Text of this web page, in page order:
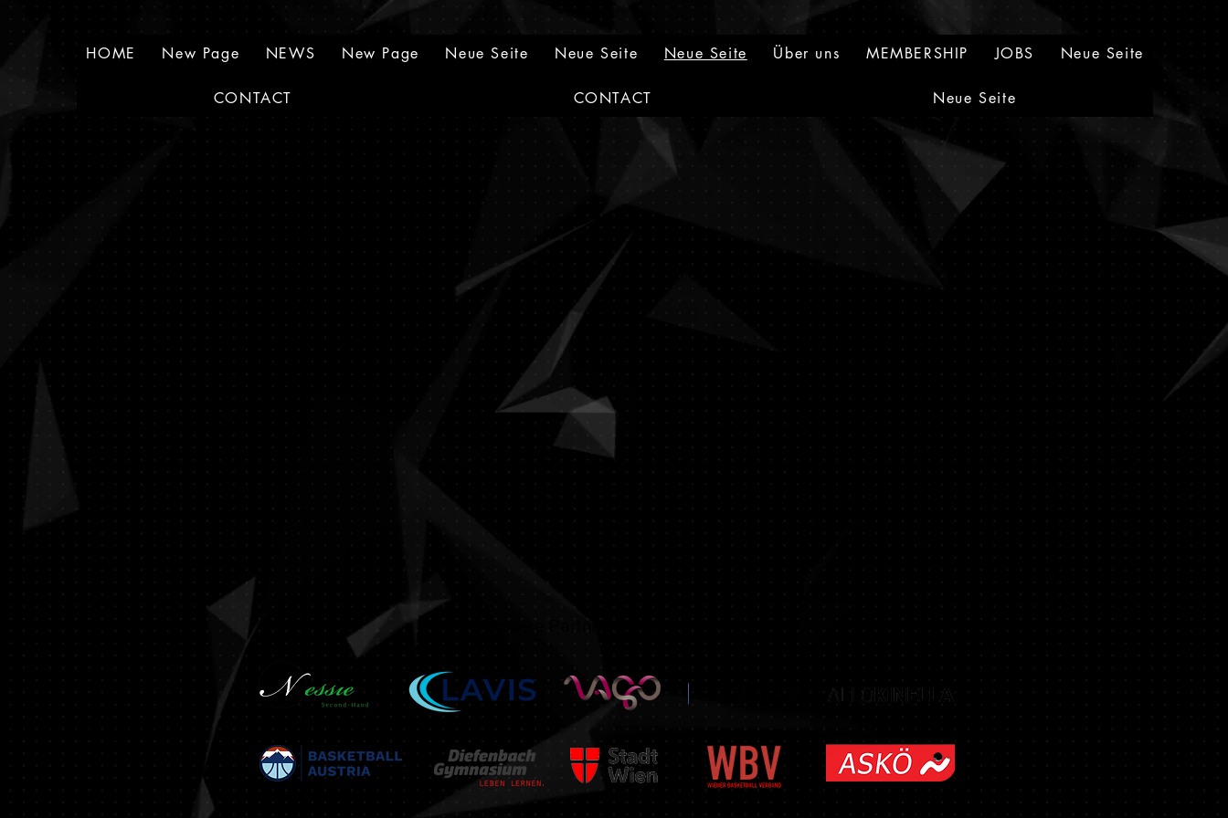
HOME New Page NEWS New Page Neue Seite Neue Seite Neue Seite Über uns MEMBERSHIP JOBS Neue Seite
CONTACT CONTACT Neue Seite
Unsere Partner & Sponsoren